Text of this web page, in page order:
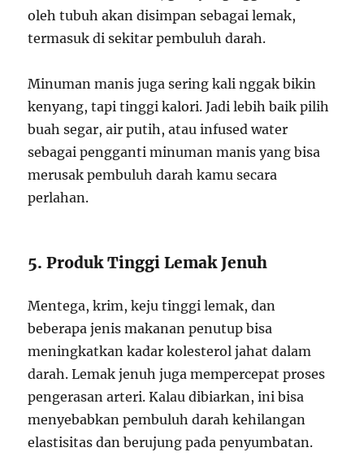
oleh tubuh akan disimpan sebagai lemak,
termasuk di sekitar pembuluh darah.
Minuman manis juga sering kali nggak bikin
kenyang, tapi tinggi kalori. Jadi lebih baik pilih
buah segar, air putih, atau infused water
sebagai pengganti minuman manis yang bisa
merusak pembuluh darah kamu secara
perlahan.
5. Produk Tinggi Lemak Jenuh
Mentega, krim, keju tinggi lemak, dan
beberapa jenis makanan penutup bisa
meningkatkan kadar kolesterol jahat dalam
darah. Lemak jenuh juga mempercepat proses
pengerasan arteri. Kalau dibiarkan, ini bisa
menyebabkan pembuluh darah kehilangan
elastisitas dan berujung pada penyumbatan.